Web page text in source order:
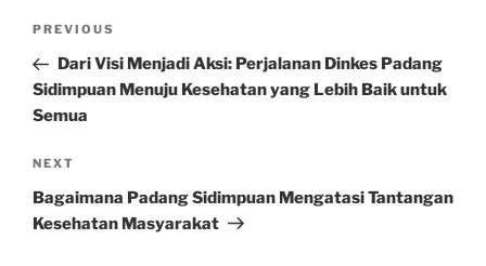
Previous
Post
PREVIOUS
Dari Visi Menjadi Aksi: Perjalanan Dinkes Padang
Sidimpuan Menuju Kesehatan yang Lebih Baik untuk
Semua
Next
Post
NEXT
Bagaimana Padang Sidimpuan Mengatasi Tantangan
Kesehatan Masyarakat